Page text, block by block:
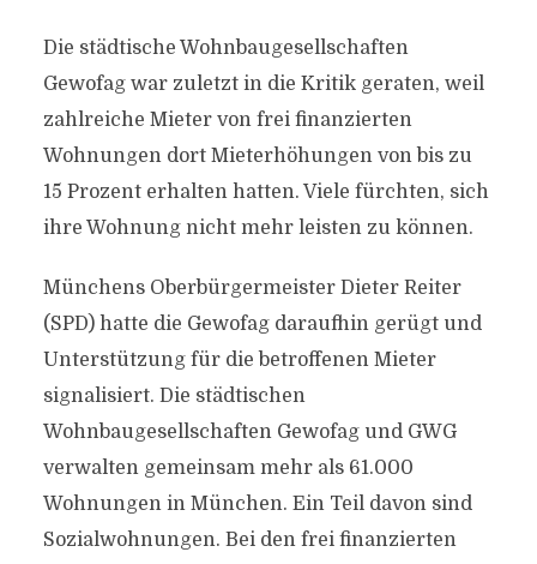
Die städtische Wohnbaugesellschaften
Gewofag war zuletzt in die Kritik geraten, weil
zahlreiche Mieter von frei finanzierten
Wohnungen dort Mieterhöhungen von bis zu
15 Prozent erhalten hatten. Viele fürchten, sich
ihre Wohnung nicht mehr leisten zu können.
Münchens Oberbürgermeister Dieter Reiter
(SPD) hatte die Gewofag daraufhin gerügt und
Unterstützung für die betroffenen Mieter
signalisiert. Die städtischen
Wohnbaugesellschaften Gewofag und GWG
verwalten gemeinsam mehr als 61.000
Wohnungen in München. Ein Teil davon sind
Sozialwohnungen. Bei den frei finanzierten